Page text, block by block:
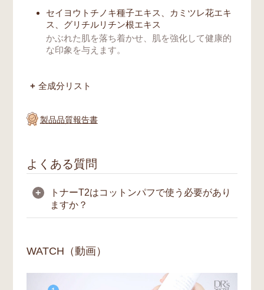
セイヨウトチノキ種子エキス、カミツレ花エキ
ス、グリチルリチン根エキス
かぶれた肌を落ち着かせ、肌を強化して健康的
な印象を与えます。
全成分リスト
製品品質報告書
よくある質問
+
トナーT2はコットンパフで使う必要があり
ますか？
は必須ではありません。指先でやさしくお顔
に塗布することをおすすめしています。
WATCH（動画）